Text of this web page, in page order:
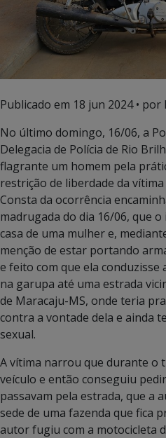
Publicado em 18 jun 2024• por
No último domingo, 16/06, a
Delegacia de Polícia de Rio
flagrante um homem pela
restrição de liberdade da
Consta da ocorrência
madrugada do dia 16/06, que
casa de uma mulher e,
menção de estar portando
e feito com que ela conduzisse
na garupa até uma estrada
de Maracaju-MS, onde teria
contra a vontade dela e ainda
sexual.
A vítima narrou que durante o
veículo e então conseguiu
passavam pela estrada, que a
sede de uma fazenda que fica
autor fugiu com a motocicleta